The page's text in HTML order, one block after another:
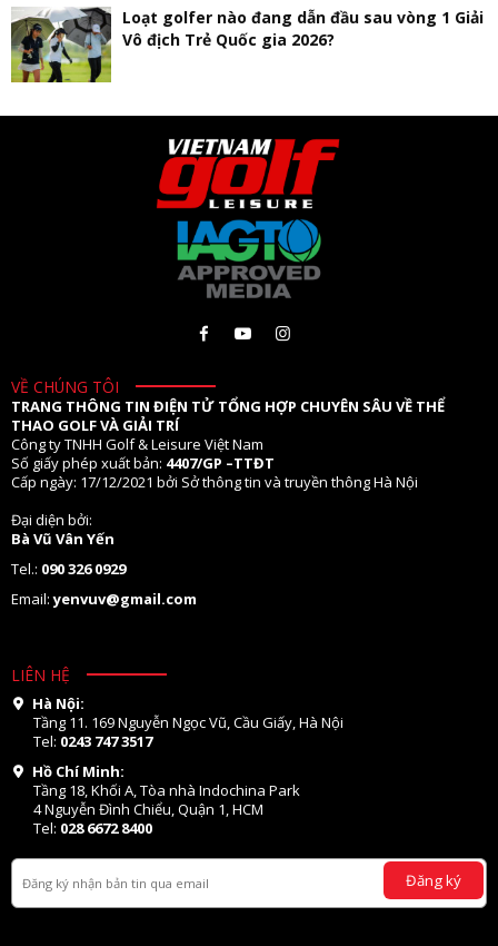
Loạt golfer nào đang dẫn đầu sau vòng 1 Giải
Vô địch Trẻ Quốc gia 2026?
VỀ CHÚNG TÔI
TRANG THÔNG TIN ĐIỆN TỬ TỔNG HỢP CHUYÊN SÂU VỀ THỂ
THAO GOLF VÀ GIẢI TRÍ
Công ty TNHH Golf & Leisure Việt Nam
Số giấy phép xuất bản: 4407/GP –TTĐT
Cấp ngày: 17/12/2021 bởi Sở thông tin và truyền thông Hà Nội
Đại diện bởi:
Bà Vũ Vân Yến
Tel.: 090 326 0929
Email:yenvuv@gmail.com
LIÊN HỆ
Hà Nội:
Tầng 11. 169 Nguyễn Ngọc Vũ, Cầu Giấy, Hà Nội
Tel: 0243 747 3517
Hồ Chí Minh:
Tầng 18, Khối A, Tòa nhà Indochina Park
4 Nguyễn Đình Chiểu, Quận 1, HCM
Tel: 028 6672 8400
Đăng ký